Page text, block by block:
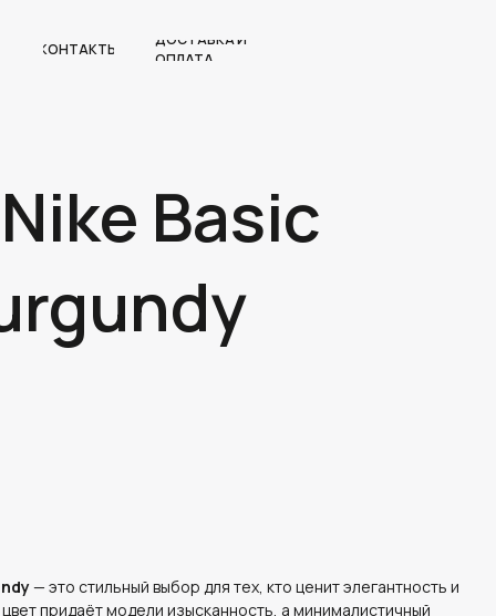
КОНТАКТЫ
ДОСТАВКА И
ОПЛАТА
Basic
— это стильный выбор для тех, кто ценит элегантность и
придаёт модели изысканность, а минималистичный